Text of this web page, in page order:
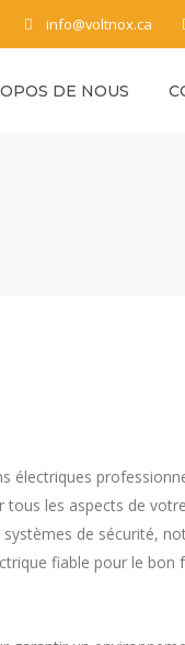
info@voltnox.ca
DE NOUS
électriques
les aspects de
de sécurité,
fiable pour le